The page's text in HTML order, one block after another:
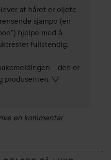
at håret er oljete
sjampo (en
hjelpe med å
fullstendig.
– den er
en kommentar